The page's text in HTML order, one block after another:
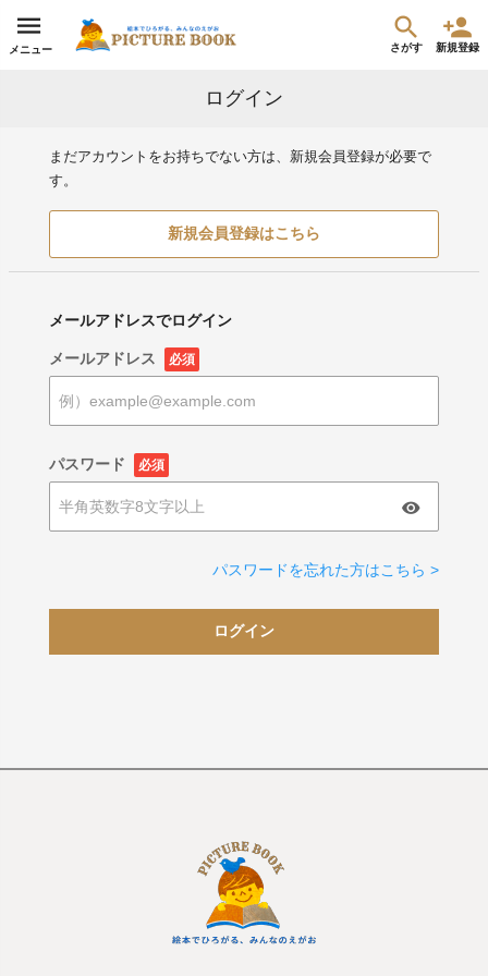
メニュー さがす 新規登録
ログイン
まだアカウントをお持ちでない方は、新規会員登録が必要で
す。
新規会員登録はこちら
メールアドレスでログイン
メールアドレス 必須
パスワード 必須
パスワードを忘れた方はこちら >
ログイン